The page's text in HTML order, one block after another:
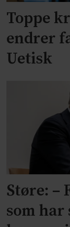
Toppe
endrer
Uetisk
Støre: –
som har